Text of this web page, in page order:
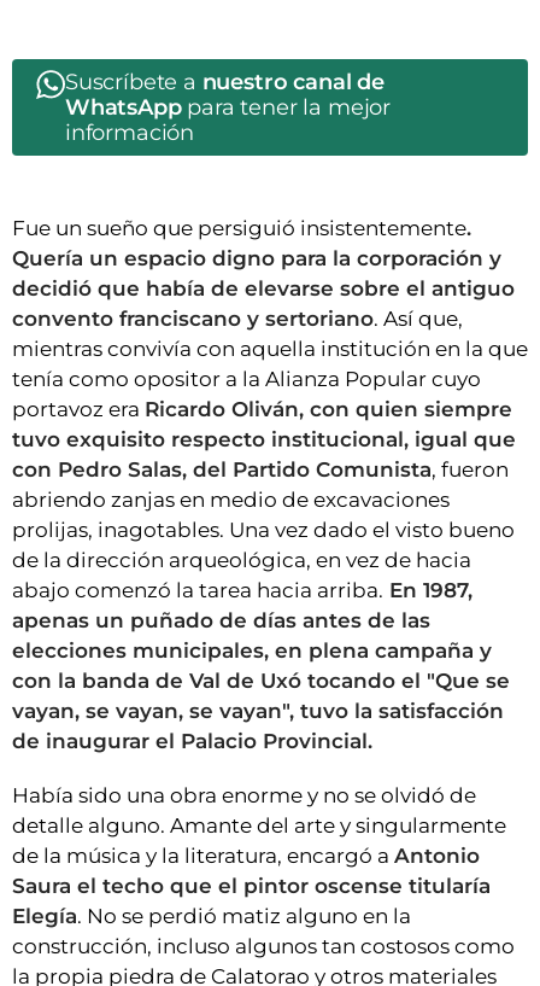
Suscríbete a nuestro canal de
WhatsApppara tener la mejor
información
Fue un sueño que persiguió insistentemente.
Quería un espacio digno para la corporación y
decidió que había de elevarse sobre el antiguo
convento franciscano y sertoriano. Así que,
mientras convivía con aquella institución en la que
tenía como opositor a la Alianza Popular cuyo
portavoz era Ricardo Oliván, con quien siempre
tuvo exquisito respecto institucional, igual que
con Pedro Salas, del Partido Comunista, fueron
abriendo zanjas en medio de excavaciones
prolijas, inagotables. Una vez dado el visto bueno
de la dirección arqueológica, en vez de hacia
abajo comenzó la tarea hacia arriba. En 1987,
apenas un puñado de días antes de las
elecciones municipales, en plena campaña y
con la banda de Val de Uxó tocando el "Que se
vayan, se vayan, se vayan", tuvo la satisfacción
de inaugurar el Palacio Provincial.
Había sido una obra enorme y no se olvidó de
detalle alguno. Amante del arte y singularmente
de la música y la literatura, encargó a Antonio
Saura el techo que el pintor oscense titularía
Elegía. No se perdió matiz alguno en la
construcción, incluso algunos tan costosos como
la propia piedra de Calatorao y otros materiales